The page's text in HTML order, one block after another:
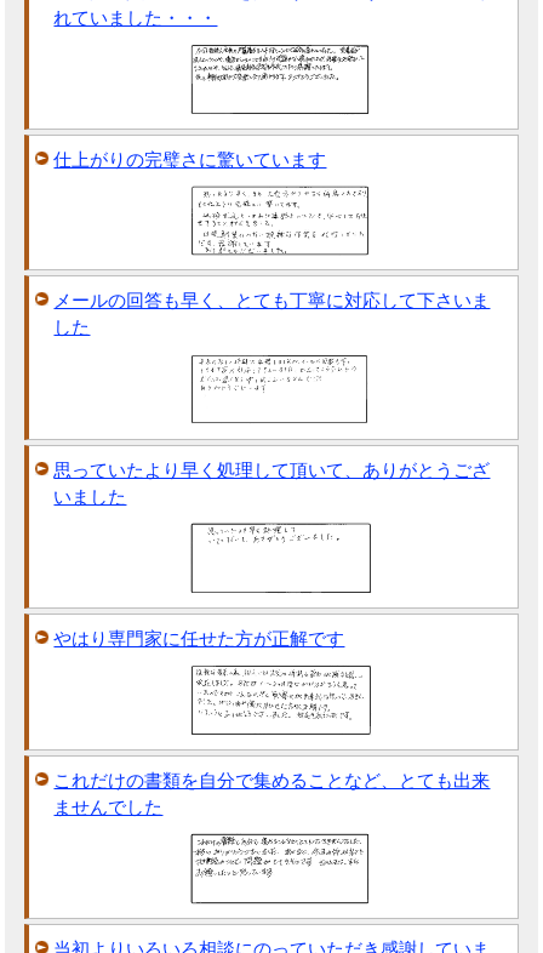
れていました・・・
仕上がりの完璧さに驚いています
メールの回答も早く、とても丁寧に対応して下さいま
した
思っていたより早く処理して頂いて、ありがとうござ
いました
やはり専門家に任せた方が正解です
これだけの書類を自分で集めることなど、とても出来
ませんでした
当初よりいろいろ相談にのっていただき感謝していま